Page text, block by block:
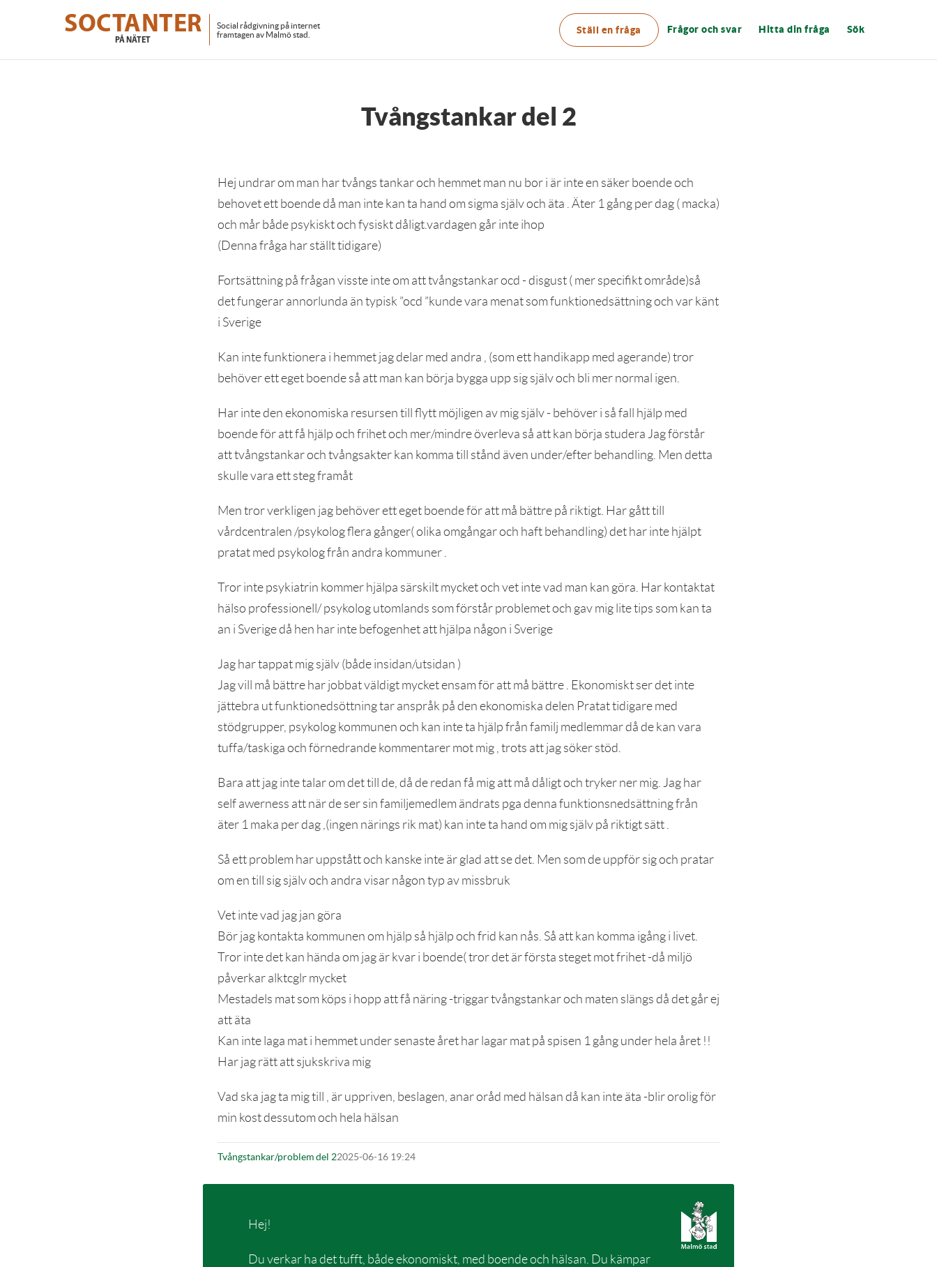
SOCTANTER
PÅ NÄTET
Social rådgivning på internet
framtagen av Malmö stad.
Main
menuStäll en fråga Frågor och svar Hitta din fråga Sök
Tvångstankar del 2
Hej undrar om man har tvångs tankar och hemmet man nu bor i är inte en säker boende och
behovet ett boende då man inte kan ta hand om sigma själv och äta . Äter 1 gång per dag ( macka)
och mår både psykiskt och fysiskt dåligt.vardagen går inte ihop
(Denna fråga har ställt tidigare)
Fortsättning på frågan visste inte om att tvångstankar ocd - disgust ( mer specifikt område)så
det fungerar annorlunda än typisk ”ocd ”kunde vara menat som funktionedsättning och var känt
i Sverige
Kan inte funktionera i hemmet jag delar med andra , (som ett handikapp med agerande) tror
behöver ett eget boende så att man kan börja bygga upp sig själv och bli mer normal igen.
Har inte den ekonomiska resursen till flytt möjligen av mig själv - behöver i så fall hjälp med
boende för att få hjälp och frihet och mer/mindre överleva så att kan börja studera Jag förstår
att tvångstankar och tvångsakter kan komma till stånd även under/efter behandling. Men detta
skulle vara ett steg framåt
Men tror verkligen jag behöver ett eget boende för att må bättre på riktigt. Har gått till
vårdcentralen /psykolog flera gånger( olika omgångar och haft behandling) det har inte hjälpt
pratat med psykolog från andra kommuner .
Tror inte psykiatrin kommer hjälpa särskilt mycket och vet inte vad man kan göra. Har kontaktat
hälso professionell/ psykolog utomlands som förstår problemet och gav mig lite tips som kan ta
an i Sverige då hen har inte befogenhet att hjälpa någon i Sverige
Jag har tappat mig själv (både insidan/utsidan )
Jag vill må bättre har jobbat väldigt mycket ensam för att må bättre . Ekonomiskt ser det inte
jättebra ut funktionedsöttning tar anspråk på den ekonomiska delen Pratat tidigare med
stödgrupper, psykolog kommunen och kan inte ta hjälp från familj medlemmar då de kan vara
tuffa/taskiga och förnedrande kommentarer mot mig , trots att jag söker stöd.
Bara att jag inte talar om det till de, då de redan få mig att må dåligt och tryker ner mig. Jag har
self awerness att när de ser sin familjemedlem ändrats pga denna funktionsnedsättning från
äter 1 maka per dag ,(ingen närings rik mat) kan inte ta hand om mig själv på riktigt sätt .
Så ett problem har uppstått och kanske inte är glad att se det. Men som de uppför sig och pratar
om en till sig själv och andra visar någon typ av missbruk
Vet inte vad jag jan göra
Bör jag kontakta kommunen om hjälp så hjälp och frid kan nås. Så att kan komma igång i livet.
Tror inte det kan hända om jag är kvar i boende( tror det är första steget mot frihet -då miljö
påverkar alktcglr mycket
Mestadels mat som köps i hopp att få näring -triggar tvångstankar och maten slängs då det går ej
att äta
Kan inte laga mat i hemmet under senaste året har lagar mat på spisen 1 gång under hela året !!
Har jag rätt att sjukskriva mig
Vad ska jag ta mig till , är uppriven, beslagen, anar oråd med hälsan då kan inte äta -blir orolig för
min kost dessutom och hela hälsan
Tvångstankar/problem del 22025-06-16 19:24
Hej!
Du verkar ha det tufft, både ekonomiskt, med boende och hälsan. Du kämpar